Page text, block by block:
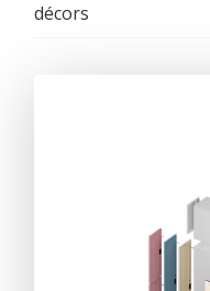
décors